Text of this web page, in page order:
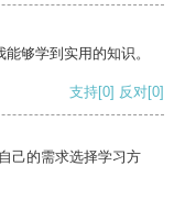
够学到实用的知识。
支持[0] 反对[0]
己的需求选择学习方